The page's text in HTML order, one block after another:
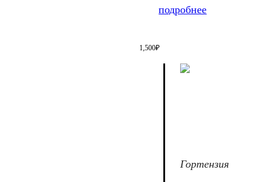
подробнее
1,500₽
Гортензия